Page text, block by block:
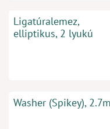
Ligatúralemez,
elliptikus, 2 lyukú
Washer (Spikey),